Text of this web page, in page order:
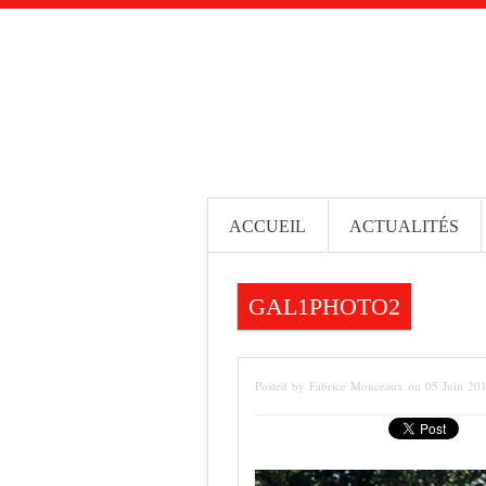
ACCUEIL ACTUALITÉS
GAL1PHOTO2
Posted by Fabrice Monceaux on 05 Juin